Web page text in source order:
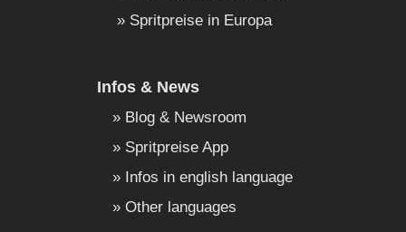
Spritpreise in Europa
Infos & News
Blog & Newsroom
Spritpreise App
Infos in english language
Other languages